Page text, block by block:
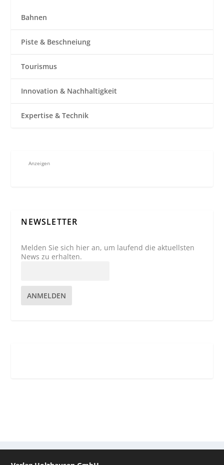
Bahnen
Piste & Beschneiung
Tourismus
Innovation & Nachhaltigkeit
Expertise & Technik
Anzeigen
NEWSLETTER
Melden Sie sich hier an, um laufend die aktuellsten
News zu erhalten.
ANMELDEN